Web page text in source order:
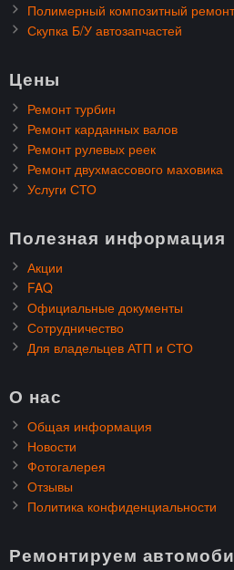
Полимерный композитный
Скупка Б/У автозапчастей
Цены
Ремонт турбин
Ремонт карданных валов
Ремонт рулевых реек
Ремонт двухмассового маховика
Услуги СТО
Полезная информация
Акции
FAQ
Официальные документы
Сотрудничество
Для владельцев АТП и СТО
О нас
Общая информация
Новости
Фотогалерея
Отзывы
Политика конфиденциальности
Ремонтируем